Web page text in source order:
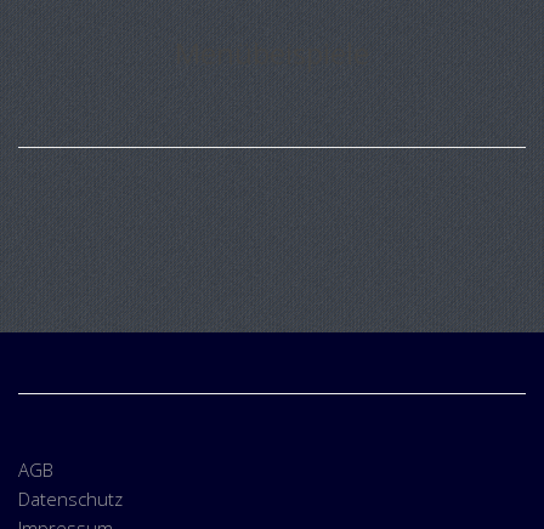
Menübeispiele
AGB
Datenschutz